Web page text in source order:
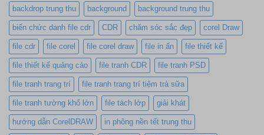
backdrop trung thu background background trung thu
biển chức danh file cdr CDR chăm sóc sắc đẹp corel Draw
file cdr file corel file corel draw file in ấn file thiết kế
file thiết kế quảng cáo file tranh CDR file tranh PSD
file tranh trang trí file tranh trang trí tiệm trà sữa
file tranh tường khổ lớn file tách lớp giải khát
hướng dẫn CorelDRAW in phông nền tết trung thu